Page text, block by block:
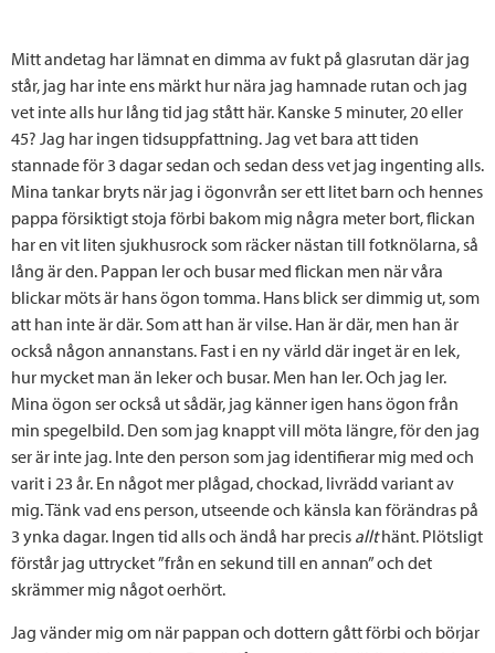
Mitt andetag har lämnat en dimma av fukt på glasrutan där jag
står, jag har inte ens märkt hur nära jag hamnade rutan och jag
vet inte alls hur lång tid jag stått här. Kanske 5 minuter, 20 eller
45? Jag har ingen tidsuppfattning. Jag vet bara att tiden
stannade för 3 dagar sedan och sedan dess vet jag ingenting alls.
Mina tankar bryts när jag i ögonvrån ser ett litet barn och hennes
pappa försiktigt stoja förbi bakom mig några meter bort, flickan
har en vit liten sjukhusrock som räcker nästan till fotknölarna, så
lång är den. Pappan ler och busar med flickan men när våra
blickar möts är hans ögon tomma. Hans blick ser dimmig ut, som
att han inte är där. Som att han är vilse. Han är där, men han är
också någon annanstans. Fast i en ny värld där inget är en lek,
hur mycket man än leker och busar. Men han ler. Och jag ler.
Mina ögon ser också ut sådär, jag känner igen hans ögon från
min spegelbild. Den som jag knappt vill möta längre, för den jag
ser är inte jag. Inte den person som jag identifierar mig med och
varit i 23 år. En något mer plågad, chockad, livrädd variant av
mig. Tänk vad ens person, utseende och känsla kan förändras på
3 ynka dagar. Ingen tid alls och ändå har precis allthänt. Plötsligt
förstår jag uttrycket ”från en sekund till en annan” och det
skrämmer mig något oerhört.
Jag vänder mig om när pappan och dottern gått förbi och börjar